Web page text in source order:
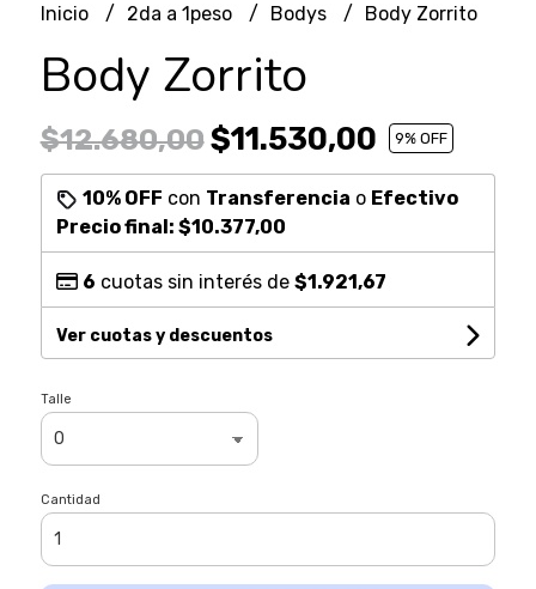
Inicio 2da a 1peso Bodys Body Zorrito
Body Zorrito
$12.680,00$11.530,00 9% OFF
10% OFF con Transferencia o Efectivo
Precio final: $10.377,00
6 cuotas sin interés de $1.921,67
Ver cuotas y descuentos
Talle
Cantidad